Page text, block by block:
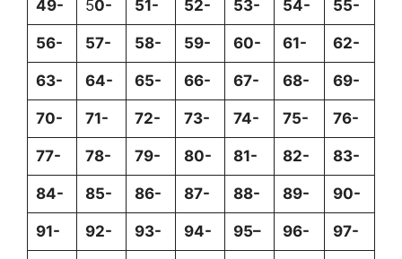
49- 50- 51- 52- 53- 54- 55-
56- 57- 58- 59- 60- 61- 62-
63- 64- 65- 66- 67- 68- 69-
70- 71- 72- 73- 74- 75- 76-
77- 78- 79- 80- 81- 82- 83-
84- 85- 86- 87- 88- 89- 90-
91- 92- 93- 94- 95– 96- 97-